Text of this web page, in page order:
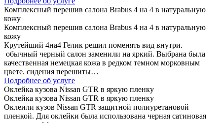
Комплексный перешив салона Brabus 4 на 4 в натуральную
кожу
Комплексный перешив салона Brabus 4 на 4 в натуральную
кожу
Крутейший 4на4 Гелик решил поменять вид внутри.
обычный черный салон заменили на яркий. Выбрана была
качественная немецкая кожа в редком темном морковным
цвете. сидения перешиты…
Подробнее об услуге
Оклейка кузова Nissan GTR в яркую пленку
Оклейка кузова Nissan GTR в яркую пленку
Оклеили кузов Nissan GTR защитной полиуретановой
пленкой. Для оклейки была использована черная сатиновая